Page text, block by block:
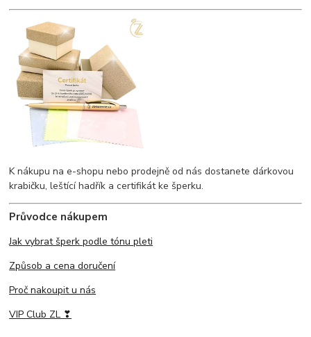
K nákupu na e-shopu nebo prodejně od nás dostanete dárkovou
krabičku, leštící hadřík a certifikát ke šperku.
Průvodce nákupem
Jak vybrat šperk podle tónu pleti
Způsob a cena doručení
Proč nakoupit u nás
VIP Club ZL ❣